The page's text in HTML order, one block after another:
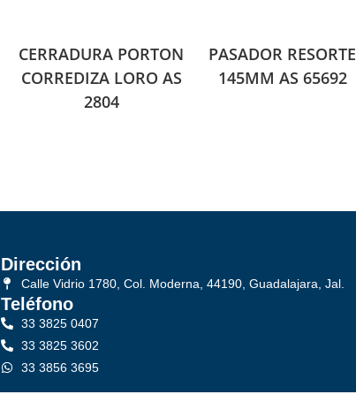
CERRADURA PORTON
CORREDIZA LORO AS
2804
PASADOR RESORTE
145MM AS 65692
Dirección
Calle Vidrio 1780, Col. Moderna, 44190, Guadalajara, Jal.
Teléfono
33 3825 0407
33 3825 3602
33 3856 3695